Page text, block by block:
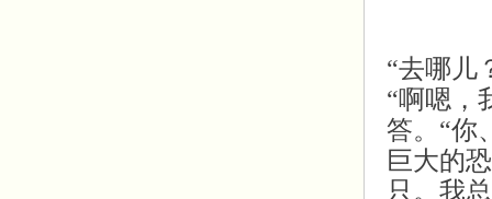
“去哪儿
“啊嗯，
答。“你
巨大的
只。我